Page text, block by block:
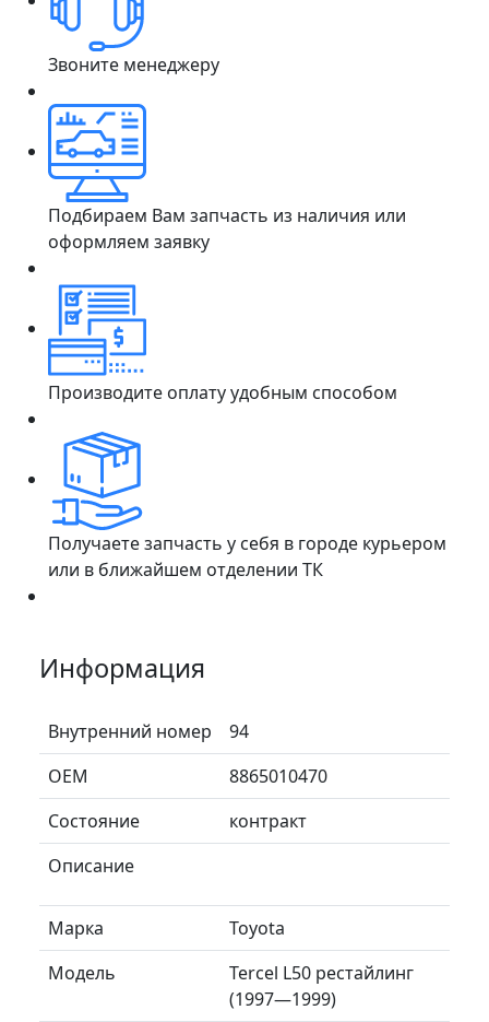
Звоните менеджеру
Подбираем Вам запчасть из наличия или
оформляем заявку
Производите оплату удобным способом
Получаете запчасть у себя в городе курьером
или в ближайшем отделении ТК
Информация
Внутренний номер
94
ОЕМ
8865010470
Состояние
контракт
Описание
Марка
Toyota
Модель
Tercel L50 рестайлинг
(1997—1999)